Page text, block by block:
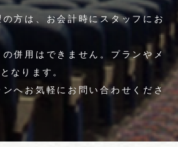
方は、お会計時にスタッフにお
併用はできません。プランやメ
なります。
へお気軽にお問い合わせくださ